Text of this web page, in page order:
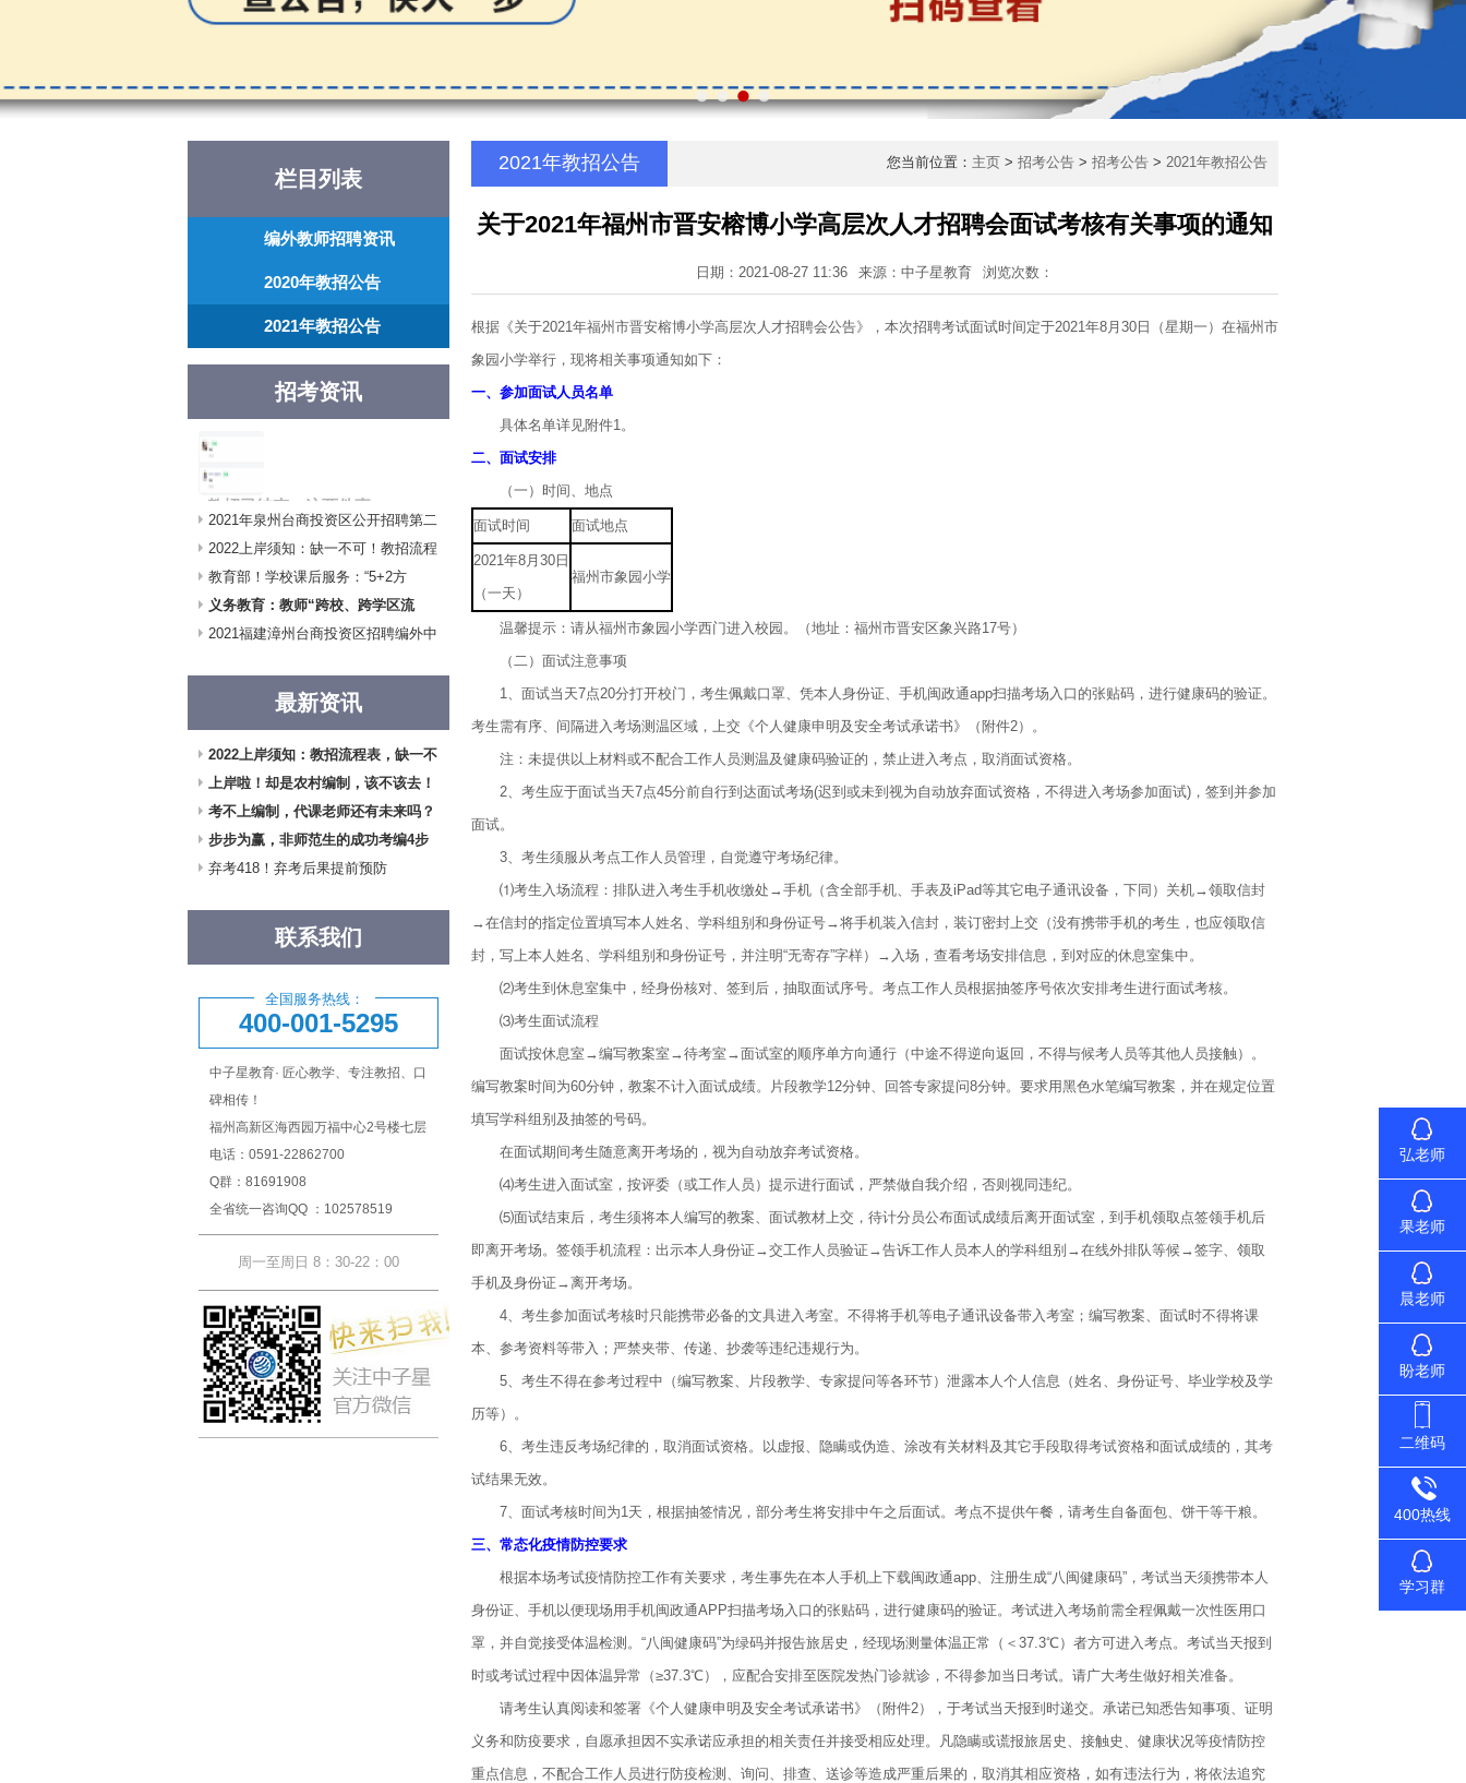
栏目列表
编外教师招聘资讯
2020年教招公告
2021年教招公告
招考资讯
教招已结束，这两件事
仍需要注意！
2021教招笔试结束 很多伙
伴准备放松……
2021年泉州台商投资区公开招聘第二
批编外合同教师聘
2022上岸须知：缺一不可！教招流程
表
教育部！学校课后服务：“5+2方
案”正式发布！
义务教育：教师“跨校、跨学区流
动”开始试行！
2021福建漳州台商投资区招聘编外中
最新资讯
2022上岸须知：教招流程表，缺一不
可！
上岸啦！却是农村编制，该不该去！
考不上编制，代课老师还有未来吗？
步步为赢，非师范生的成功考编4步
曲
弃考418！弃考后果提前预防
联系我们
全国服务热线：
400-001-5295
中子星教育· 匠心教学、专注教招、口
碑相传！
福州高新区海西园万福中心2号楼七层
电话：0591-22862700
Q群：81691908
全省统一咨询QQ ：102578519
周一至周日 8：30-22：00
2021年教招公告 您当前位置： 主页 > 招考公告 > 招考公告 > 2021年教招公告
关于2021年福州市晋安榕博小学高层次人才招聘会面试考核有关事项的通知
日期：2021-08-27 11:36 来源：中子星教育 浏览次数：
根据《关于2021年福州市晋安榕博小学高层次人才招聘会公告》，本次招聘考试面试时间定于2021年8月30日（星期一）在福州市
象园小学举行，现将相关事项通知如下：
一、参加面试人员名单
具体名单详见附件1。
二、面试安排
（一）时间、地点
面试时间 面试地点
2021年8月30日
（一天）
福州市象园小学
温馨提示：请从福州市象园小学西门进入校园。（地址：福州市晋安区象兴路17号）
（二）面试注意事项
1、面试当天7点20分打开校门，考生佩戴口罩、凭本人身份证、手机闽政通app扫描考场入口的张贴码，进行健康码的验证。
考生需有序、间隔进入考场测温区域，上交《个人健康申明及安全考试承诺书》（附件2）。
注：未提供以上材料或不配合工作人员测温及健康码验证的，禁止进入考点，取消面试资格。
2、考生应于面试当天7点45分前自行到达面试考场(迟到或未到视为自动放弃面试资格，不得进入考场参加面试)，签到并参加
面试。
3、考生须服从考点工作人员管理，自觉遵守考场纪律。
⑴考生入场流程：排队进入考生手机收缴处→手机（含全部手机、手表及iPad等其它电子通讯设备，下同）关机→领取信封
→在信封的指定位置填写本人姓名、学科组别和身份证号→将手机装入信封，装订密封上交（没有携带手机的考生，也应领取信
封，写上本人姓名、学科组别和身份证号，并注明“无寄存”字样）→入场，查看考场安排信息，到对应的休息室集中。
⑵考生到休息室集中，经身份核对、签到后，抽取面试序号。考点工作人员根据抽签序号依次安排考生进行面试考核。
⑶考生面试流程
面试按休息室→编写教案室→待考室→面试室的顺序单方向通行（中途不得逆向返回，不得与候考人员等其他人员接触）。
编写教案时间为60分钟，教案不计入面试成绩。片段教学12分钟、回答专家提问8分钟。要求用黑色水笔编写教案，并在规定位置
填写学科组别及抽签的号码。
在面试期间考生随意离开考场的，视为自动放弃考试资格。
⑷考生进入面试室，按评委（或工作人员）提示进行面试，严禁做自我介绍，否则视同违纪。
⑸面试结束后，考生须将本人编写的教案、面试教材上交，待计分员公布面试成绩后离开面试室，到手机领取点签领手机后
即离开考场。签领手机流程：出示本人身份证→交工作人员验证→告诉工作人员本人的学科组别→在线外排队等候→签字、领取
手机及身份证→离开考场。
4、考生参加面试考核时只能携带必备的文具进入考室。不得将手机等电子通讯设备带入考室；编写教案、面试时不得将课
本、参考资料等带入；严禁夹带、传递、抄袭等违纪违规行为。
5、考生不得在参考过程中（编写教案、片段教学、专家提问等各环节）泄露本人个人信息（姓名、身份证号、毕业学校及学
历等）。
6、考生违反考场纪律的，取消面试资格。以虚报、隐瞒或伪造、涂改有关材料及其它手段取得考试资格和面试成绩的，其考
试结果无效。
7、面试考核时间为1天，根据抽签情况，部分考生将安排中午之后面试。考点不提供午餐，请考生自备面包、饼干等干粮。
三、常态化疫情防控要求
根据本场考试疫情防控工作有关要求，考生事先在本人手机上下载闽政通app、注册生成“八闽健康码”，考试当天须携带本人
身份证、手机以便现场用手机闽政通APP扫描考场入口的张贴码，进行健康码的验证。考试进入考场前需全程佩戴一次性医用口
罩，并自觉接受体温检测。“八闽健康码”为绿码并报告旅居史，经现场测量体温正常（＜37.3℃）者方可进入考点。考试当天报到
时或考试过程中因体温异常（≥37.3℃），应配合安排至医院发热门诊就诊，不得参加当日考试。请广大考生做好相关准备。
请考生认真阅读和签署《个人健康申明及安全考试承诺书》（附件2），于考试当天报到时递交。承诺已知悉告知事项、证明
义务和防疫要求，自愿承担因不实承诺应承担的相关责任并接受相应处理。凡隐瞒或谎报旅居史、接触史、健康状况等疫情防控
重点信息，不配合工作人员进行防疫检测、询问、排查、送诊等造成严重后果的，取消其相应资格，如有违法行为，将依法追究
弘老师
果老师
晨老师
盼老师
二维码
400热线
学习群